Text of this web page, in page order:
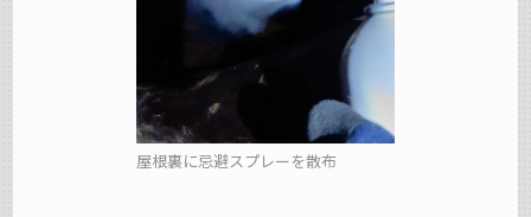
屋根裏に忌避スプレーを散布